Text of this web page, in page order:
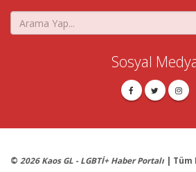
Sosyal
© 2026 Kaos GL - LGBTİ+ Haber Portalı | Tüm